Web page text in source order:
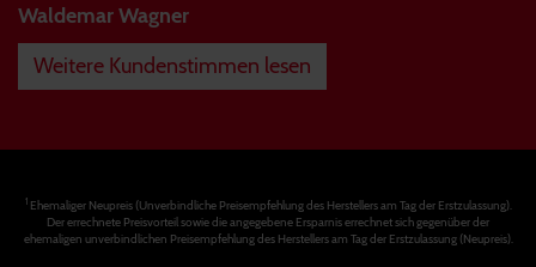
Waldemar Wagner
Weitere Kundenstimmen lesen
1Ehemaliger Neupreis (Unverbindliche Preisempfehlung des Herstellers am Tag der Erstzulassung).
Der errechnete Preisvorteil sowie die angegebene Ersparnis errechnet sich gegenüber der
ehemaligen unverbindlichen Preisempfehlung des Herstellers am Tag der Erstzulassung (Neupreis).